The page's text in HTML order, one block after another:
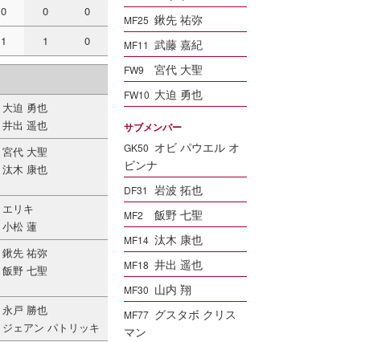
MF25 鍬先 祐弥
MF11 武藤 嘉紀
FW9 宮代 大聖
FW10 大迫 勇也
サブメンバー
GK50 オビ パウエル オ
ビンナ
DF31 岩波 拓也
MF2 飯野 七聖
MF14 汰木 康也
MF18 井出 遥也
MF30 山内 翔
MF77 グスタボ クリス
マン
0 0
0
1 1 0
大迫 勇也
井出 遥也
宮代 大聖
汰木 康也
エリキ
小松 蓮
鍬先 祐弥
飯野 七聖
永戸 勝也
ジェアン パトリッキ